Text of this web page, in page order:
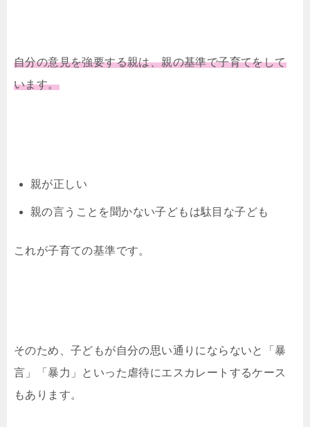
自分の意見を強要する親は、親の基準で子育てをして
います。
親が正しい
親の言うことを聞かない子どもは駄目な子ども
これが子育ての基準です。
そのため、子どもが自分の思い通りにならないと「暴
言」「暴力」といった虐待にエスカレートするケース
もあります。